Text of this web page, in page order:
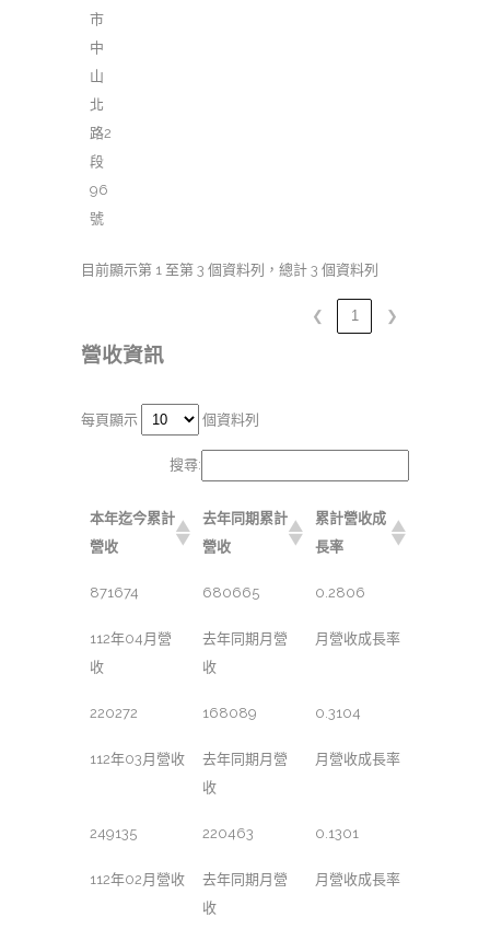
市
中
山
北
路2
段
96
號
目前顯示第 1 至第 3 個資料列，總計 3 個資料列
❮ 1 ❯
營收資訊
每頁顯示 個資料列
搜尋:
本年迄今累計
營收
去年同期累計
營收
累計營收成
長率
871674 680665 0.2806
112年04月營
收
去年同期月營
收
月營收成長率
220272 168089 0.3104
112年03月營收
去年同期月營
收
月營收成長率
249135 220463 0.1301
112年02月營收
去年同期月營
收
月營收成長率